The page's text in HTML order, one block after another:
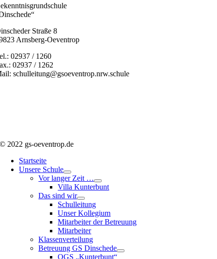
Straße 8
Arnsberg-Oeventrop
02937 / 1260
02937 / 1262
schulleitung@gsoeventrop.nrw.schule
© 2022 gs-oeventrop.de
Startseite
Unsere Schule
Vor langer Zeit …
Villa Kunterbunt
Das sind wir
Schulleitung
Unser Kollegium
Mitarbeiter der Betreuung
Mitarbeiter
Klassenverteilung
Betreuung GS Dinschede
OGS „Kunterbunt“